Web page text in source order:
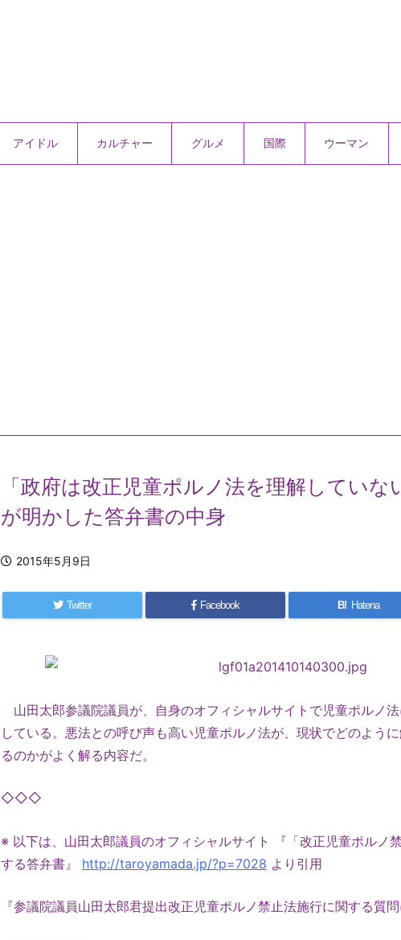
アイドル カルチャー グルメ 国際 ウーマン
「政府は改正児童ポルノ法を理解していな
が明かした答弁書の中身
2015年5月9日
Twitter Facebook B! Hatena
山田太郎参議院議員が、自身のオフィシャルサイトで児童ポルノ
している。悪法との呼び声も高い児童ポルノ法が、現状でどのよう
るのかがよく解る内容だ。
◇◇◇
※ 以下は、山田太郎議員のオフィシャルサイト 『「改正児童ポルノ
する答弁書』 http://taroyamada.jp/?p=7028 より引用
『参議院議員山田太郎君提出改正児童ポルノ禁止法施行に関する質問